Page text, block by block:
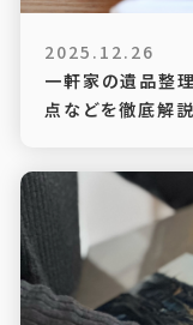
2025.12.26
一軒家の遺品整
点などを徹底解説